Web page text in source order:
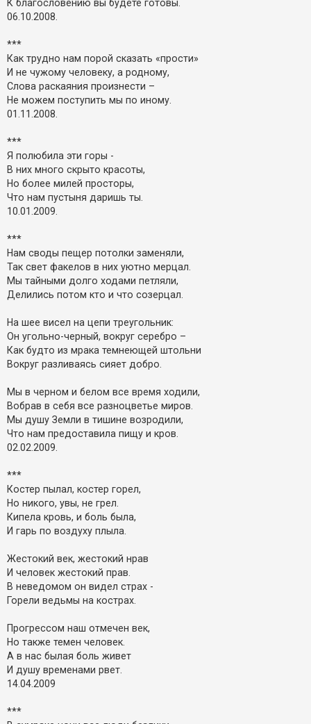
К благословению вы будете готовы.
06.10.2008.
***
Как трудно нам порой сказать «прости»
И не чужому человеку, а родному,
Слова раскаяния произнести –
Не можем поступить мы по иному.
01.11.2008.
***
Я полюбила эти горы -
В них много скрыто красоты,
Но более милей просторы,
Что нам пустыня даришь ты.
10.01.2009.
***
Нам своды пещер потолки заменяли,
Так свет факелов в них уютно мерцал.
Мы тайными долго ходами петляли,
Делились потом кто и что созерцал.
На шее висел на цепи треугольник:
Он угольно-черный, вокруг серебро –
Как будто из мрака темнеющей штольни
Вокруг разливаясь сияет добро.
Мы в черном и белом все время ходили,
Вобрав в себя все разноцветье миров.
Мы душу Земли в тишине возродили,
Что нам предоставила пищу и кров.
02.02.2009.
***
Костер пылал, костер горел,
Но никого, увы, не грел.
Кипела кровь, и боль была,
И гарь по воздуху плыла.
Жестокий век, жестокий нрав
И человек жестокий прав.
В неведомом он видел страх -
Горели ведьмы на кострах.
Прогрессом наш отмечен век,
Но также темен человек.
А в нас былая боль живет
И душу временами рвет.
14.04.2009
***